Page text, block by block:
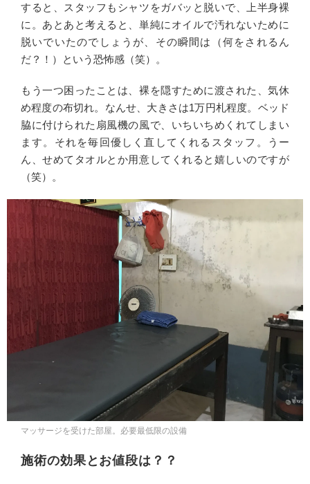
すると、スタッフもシャツをガバッと脱いで、上半身裸
に。あとあと考えると、単純にオイルで汚れないために
脱いでいたのでしょうが、その瞬間は（何をされるん
だ？！）という恐怖感（笑）。
もう一つ困ったことは、裸を隠すために渡された、気休
め程度の布切れ。なんせ、大きさは1万円札程度。ベッド
脇に付けられた扇風機の風で、いちいちめくれてしまい
ます。それを毎回優しく直してくれるスタッフ。うー
ん、せめてタオルとか用意してくれると嬉しいのですが
（笑）。
マッサージを受けた部屋。必要最低限の設備
施術の効果とお値段は？？